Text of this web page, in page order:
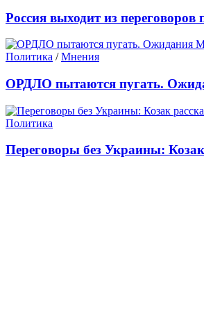
Россия выходит из переговоров
Политика /Мнения
ОРДЛО пытаются пугать.
Политика
Переговоры без Украины: